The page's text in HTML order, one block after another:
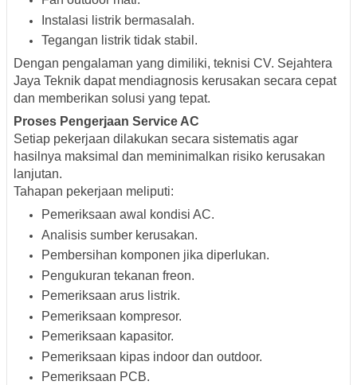
Instalasi listrik bermasalah.
Tegangan listrik tidak stabil.
Dengan pengalaman yang dimiliki, teknisi CV. Sejahtera
Jaya Teknik dapat mendiagnosis kerusakan secara cepat
dan memberikan solusi yang tepat.
Proses Pengerjaan Service AC
Setiap pekerjaan dilakukan secara sistematis agar
hasilnya maksimal dan meminimalkan risiko kerusakan
lanjutan.
Tahapan pekerjaan meliputi:
Pemeriksaan awal kondisi AC.
Analisis sumber kerusakan.
Pembersihan komponen jika diperlukan.
Pengukuran tekanan freon.
Pemeriksaan arus listrik.
Pemeriksaan kompresor.
Pemeriksaan kapasitor.
Pemeriksaan kipas indoor dan outdoor.
Pemeriksaan PCB.